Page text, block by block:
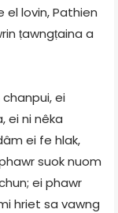
el lovin, Pathien
ṭawngṭaina a
ei
ei ni nêka
ei fe hlak,
suok nuom
ei phawr
hriet sa vawng